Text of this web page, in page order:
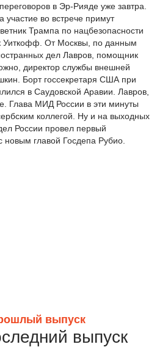
в Эр-Рияде уже завтра.
во встрече примут
Трампа по нацбезопасности
Уиткофф. От Москвы, по данным
дел Лавров, помощник
директор службы внешней
Борт госсекретаря США при
в Саудовской Аравии. Лавров,
Глава МИД России в эти минуты
коллегой. Ну и на выходных
России провел первый
новым главой Госдепа Рубио.
выпуск
выпуск